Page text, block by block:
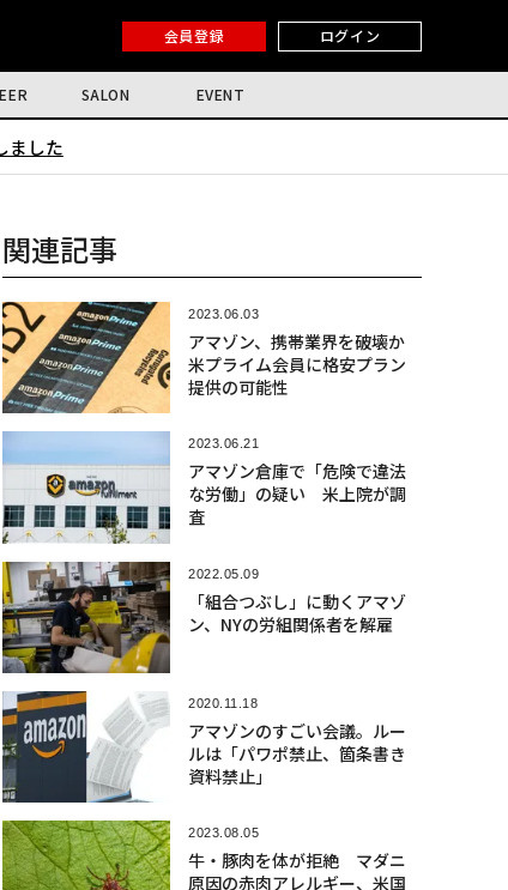
会員登録 ログイン
SALON EVENT
ました
関連記事
2023.06.03
アマゾン、携帯業界を破壊か
米プライム会員に格安プラン
提供の可能性
2023.06.21
アマゾン倉庫で「危険で違法
な労働」の疑い 米上院が調
査
2022.05.09
「組合つぶし」に動くアマゾ
ン、NYの労組関係者を解雇
2020.11.18
アマゾンのすごい会議。ルー
ルは「パワポ禁止、箇条書き
資料禁止」
2023.08.05
牛・豚肉を体が拒絶 マダニ
原因の赤肉アレルギー、米国